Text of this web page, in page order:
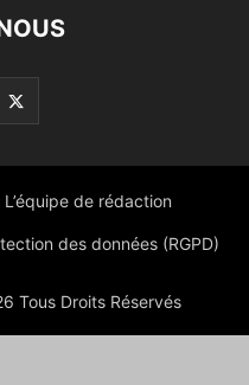
L’équipe de rédaction
des données (RGPD)
Tous Droits Réservés